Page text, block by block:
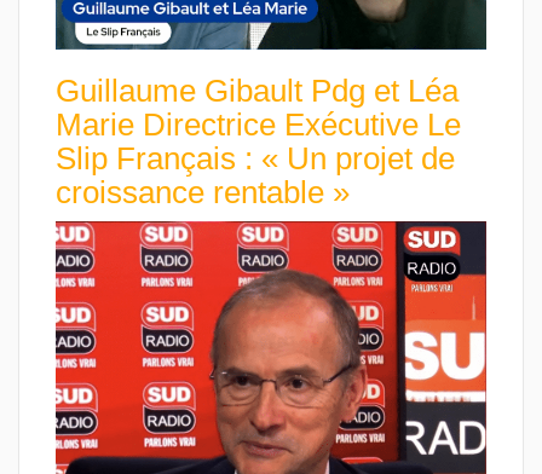
Guillaume Gibault Pdg et Léa
Marie Directrice Exécutive Le
Slip Français : « Un projet de
croissance rentable »